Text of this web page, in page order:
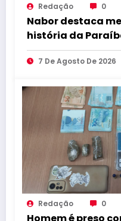
Redação 0
Nabor destaca
história da
compromisso
qualidade
7 De Agosto De 2026
Redação 0